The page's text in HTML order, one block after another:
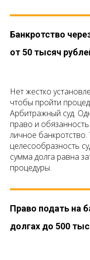
Банкротство
от 50 тысяч
Нет жестко
чтобы пройти
Арбитражный суд.
право и
личное
целесообразность
сумма долга равна
процедуры.
Право подать на
долгах до 500